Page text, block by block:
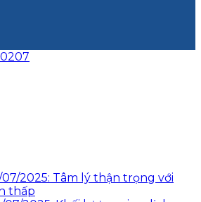
07/2025: Tâm lý thận trọng với
thấp